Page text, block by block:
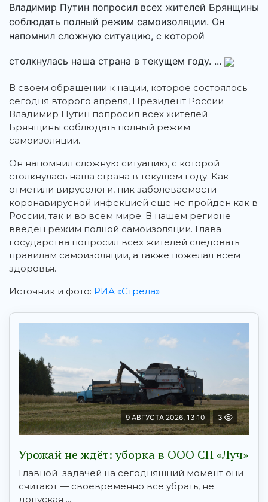
Владимир Путин попросил всех жителей Брянщины
соблюдать полный режим самоизоляции. Он
напомнил сложную ситуацию, с которой
столкнулась наша страна в текущем году. ...
В своем обращении к нации, которое состоялось
сегодня второго апреля, Президент России
Владимир Путин попросил всех жителей
Брянщины соблюдать полный режим
самоизоляции.
Он напомнил сложную ситуацию, с которой
столкнулась наша страна в текущем году. Как
отметили вирусологи, пик заболеваемости
коронавирусной инфекцией еще не пройден как в
России, так и во всем мире. В нашем регионе
введен режим полной самоизоляции. Глава
государства попросил всех жителей следовать
правилам самоизоляции, а также пожелал всем
здоровья.
Источник и фото: РИА «Стрела»
9 АВГУСТА 2026, 13:10 3
Урожай не ждёт: уборка в ООО СП «Луч»
Главной задачей на сегодняшний момент они
считают — своевременно всё убрать, не
допуская ...